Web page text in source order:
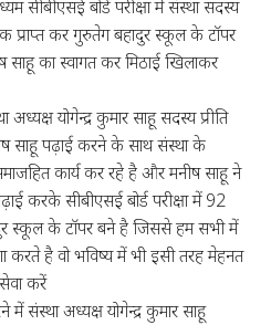
सीबीएसई बोर्ड परीक्षा में संस्था सदस्य
प्राप्त कर गुरुतेग बहादुर स्कूल के टॉपर
साहू का स्वागत कर मिठाई खिलाकर
योगेन्द्र कुमार साहू सदस्य प्रीति
साहू पढ़ाई करने के साथ संस्था के
कार्य कर रहे है और मनीष साहू ने
करके सीबीएसई बोर्ड परीक्षा में 92
स्कूल के टॉपर बने है जिससे हम सभी में
है वो भविष्य में भी इसी तरह मेहनत
करें
संस्था अध्यक्ष योगेन्द्र कुमार साहू